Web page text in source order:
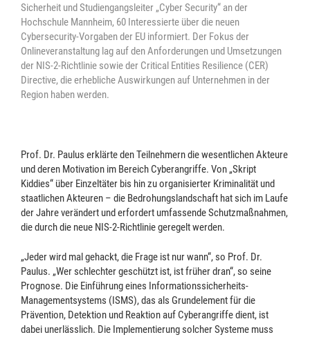
Sicherheit und Studiengangsleiter „Cyber Security“ an der
Hochschule Mannheim, 60 Interessierte über die neuen
Cybersecurity-Vorgaben der EU informiert. Der Fokus der
Onlineveranstaltung lag auf den Anforderungen und Umsetzungen
der NIS-2-Richtlinie sowie der Critical Entities Resilience (CER)
Directive, die erhebliche Auswirkungen auf Unternehmen in der
Region haben werden.
Prof. Dr. Paulus erklärte den Teilnehmern die wesentlichen Akteure
und deren Motivation im Bereich Cyberangriffe. Von „Skript
Kiddies“ über Einzeltäter bis hin zu organisierter Kriminalität und
staatlichen Akteuren – die Bedrohungslandschaft hat sich im Laufe
der Jahre verändert und erfordert umfassende Schutzmaßnahmen,
die durch die neue NIS-2-Richtlinie geregelt werden.
„Jeder wird mal gehackt, die Frage ist nur wann“, so Prof. Dr.
Paulus. „Wer schlechter geschützt ist, ist früher dran“, so seine
Prognose. Die Einführung eines Informationssicherheits-
Managementsystems (ISMS), das als Grundelement für die
Prävention, Detektion und Reaktion auf Cyberangriffe dient, ist
dabei unerlässlich. Die Implementierung solcher Systeme muss